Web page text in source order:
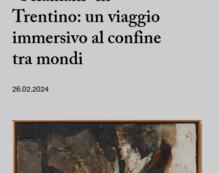
Trentino: un viaggio
immersivo al confine
tra mondi
26.02.2024